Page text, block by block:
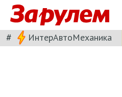
# ИнтерАвтоМеханика